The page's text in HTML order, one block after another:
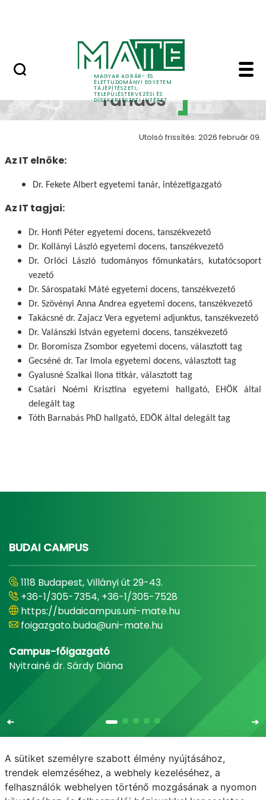
MAGYAR AGRÁR- ÉS
ÉLETTUDOMÁNYI EGYETEM
TÁJÉPÍTÉSZETI,
TELEPÜLÉSTERVEZÉSI ÉS
DÍSZKERTÉSZETI INTÉZET
Intézeti tanács -
Intézeti
Tanács
Utolsó frissítés: 2026 február 09.
Az IT elnöke:
Dr. Fekete Albert egyetemi tanár, intézetigazgató
Az IT tagjai:
Dr. Honfi Péter egyetemi docens, tanszékvezető
Dr. Kollányi László egyetemi docens, tanszékvezető
Dr. Orlóci László tudományos főmunkatárs, kutatócsoport
vezető
Dr. Sárospataki Máté egyetemi docens, tanszékvezető
Dr. Szövényi Anna Andrea egyetemi docens, tanszékvezető
Takácsné dr. Zajacz Vera egyetemi adjunktus, tanszékvezető
Dr. Valánszki István egyetemi docens, tanszékvezető
Dr. Boromisza Zsombor egyetemi docens, választott tag
Gecséné dr. Tar Imola egyetemi docens, választott tag
Gyalusné Szalkai Ilona titkár, választott tag
Csatári Noémi Krisztina egyetemi hallgató, EHÖK által
delegált tag
Tóth Barnabás PhD hallgató, EDÖK által delegált tag
BUDAI CAMPUS
1118 Budapest, Villányi út 29-43.
+36-1/305-7354, +36-1/305-7528
https://budaicampus.uni-mate.hu
foigazgato.buda@uni-mate.hu
Campus-főigazgató
Nyitrainé dr. Sárdy Diána
E-mail Telefonkönyv NEPTUN E-learning
A sütiket személyre szabott élmény nyújtásához,
trendek elemzéséhez, a webhely kezeléséhez, a
felhasználók webhelyen történő mozgásának a nyomon